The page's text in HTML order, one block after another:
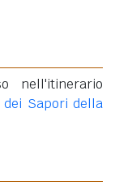
nell'itinerario
Sapori della